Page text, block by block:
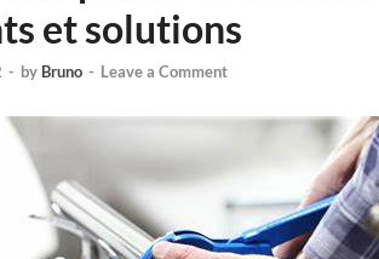
et solutions
- by Bruno - Leave a Comment